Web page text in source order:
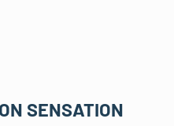
SENSATION